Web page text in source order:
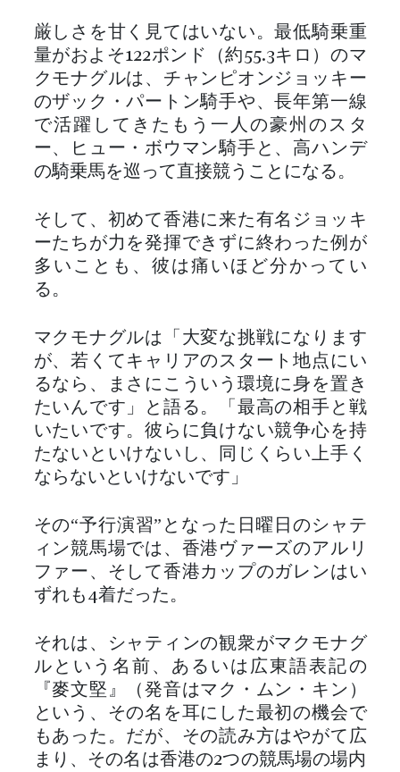
厳しさを甘く見てはいない。最低騎乗重
量がおよそ122ポンド（約55.3キロ）のマ
クモナグルは、チャンピオンジョッキー
のザック・パートン騎手や、長年第一線
で活躍してきたもう一人の豪州のスタ
ー、ヒュー・ボウマン騎手と、高ハンデ
の騎乗馬を巡って直接競うことになる。
そして、初めて香港に来た有名ジョッキ
ーたちが力を発揮できずに終わった例が
多いことも、彼は痛いほど分かってい
る。
マクモナグルは「大変な挑戦になります
が、若くてキャリアのスタート地点にい
るなら、まさにこういう環境に身を置き
たいんです」と語る。「最高の相手と戦
いたいです。彼らに負けない競争心を持
たないといけないし、同じくらい上手く
ならないといけないです」
その“予行演習”となった日曜日のシャテ
ィン競馬場では、香港ヴァーズのアルリ
ファー、そして香港カップのガレンはい
ずれも4着だった。
それは、シャティンの観衆がマクモナグ
ルという名前、あるいは広東語表記の
『麥文堅』（発音はマク・ムン・キン）
という、その名を耳にした最初の機会で
もあった。だが、その読み方はやがて広
まり、その名は香港の2つの競馬場の場内